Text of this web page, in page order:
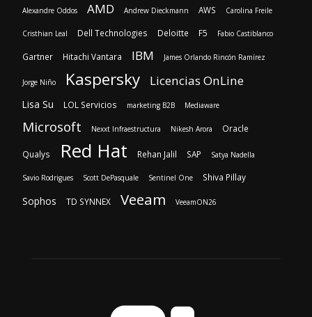
Alexandre Oddos AMD Andrew Dieckmann AWS Carolina Freile
Cristhian Leal Dell Technologies Deloitte F5 Fabio Castiblanco
Gartner Hitachi Vantara IBM James Orlando Rincón Ramírez
Jorge Niño Kaspersky Licencias OnLine
Lisa Su LOL Servicios marketing B2B Mediaware
Microsoft Nexxt Infraestructura Nikesh Arora Oracle
Qualys Red Hat Rehan Jalil SAP Satya Nadella
Savio Rodrigues Scott DePasquale Sentinel One Shiva Pillay
Sophos TD SYNNEX Veeam VeeamON26